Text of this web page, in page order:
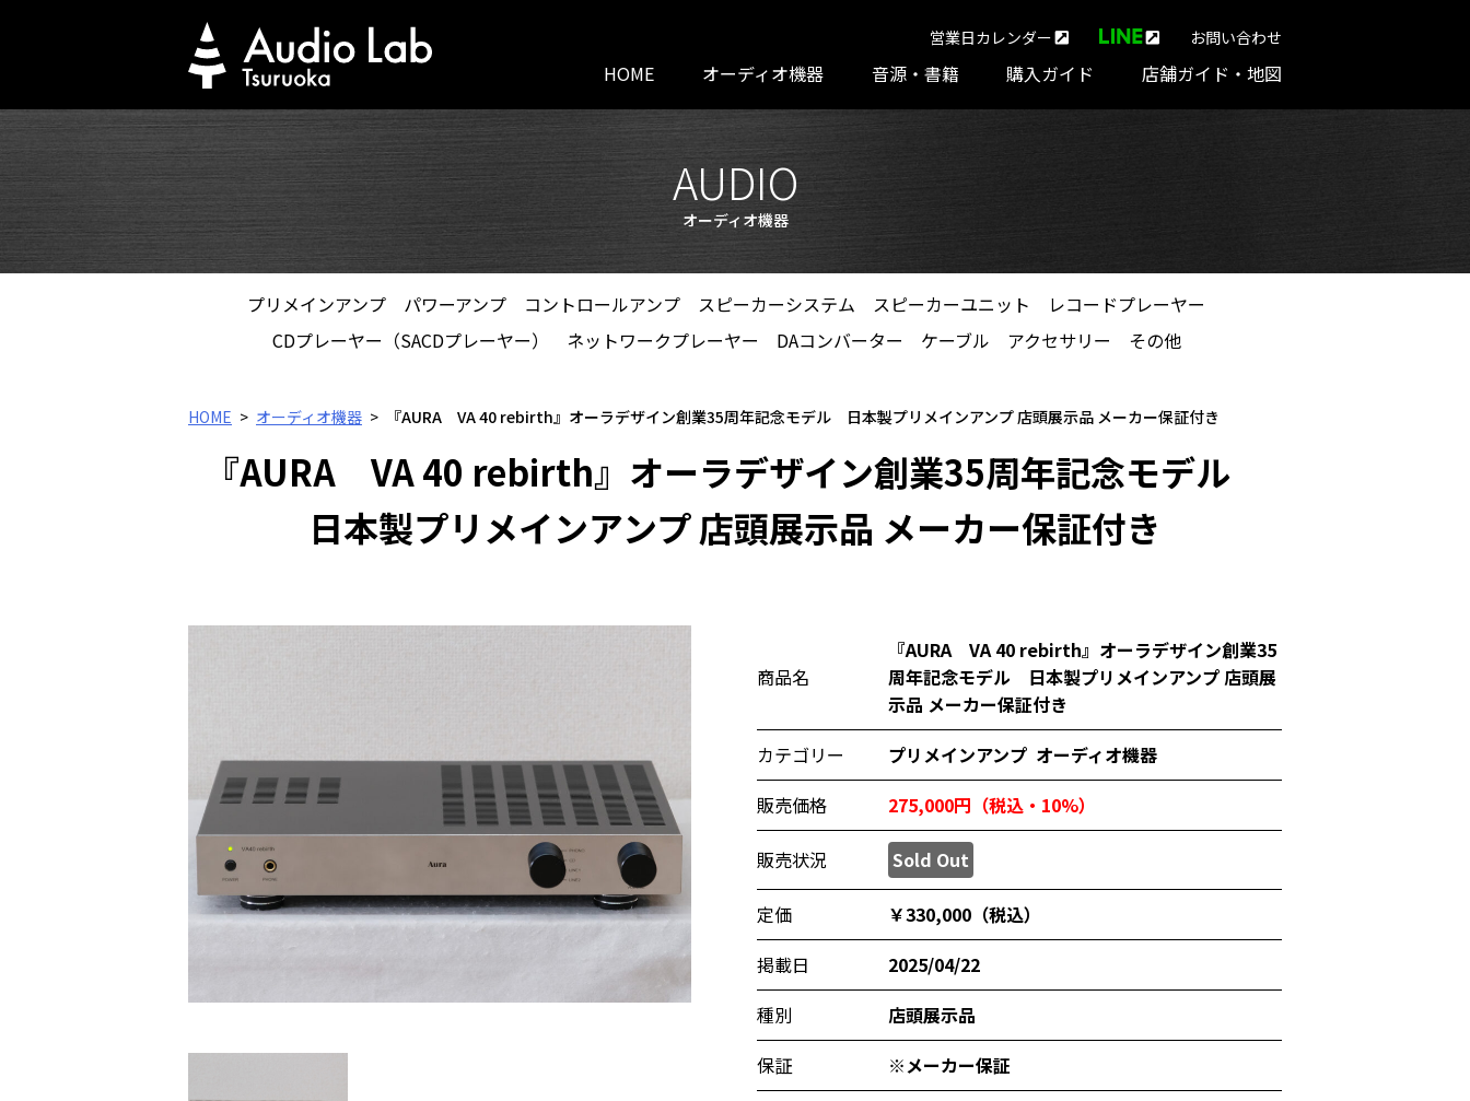
HOME オーディオ機器 音源・書籍 購入ガイド 店舗ガイド・地図
営業日カレンダー お問い合わせ
AUDIO
オーディオ機器
プリメインアンプ パワーアンプ コントロールアンプ スピーカーシステム スピーカーユニット
レコードプレーヤー
CDプレーヤー（SACDプレーヤー）
ネットワークプレーヤー DAコンバーター ケーブル アクセサリー その他
HOME オーディオ機器 『AURA VA 40 rebirth』オーラデザイン創業35周年記念モデル 日本製プリメインアンプ 店頭展示品 メーカー保証付き
『AURA VA 40 rebirth』オーラデザイン創業35周年記念モデル
日本製プリメインアンプ 店頭展示品 メーカー保証付き
商品名
『AURA VA 40 rebirth』オーラデザイン創業35
周年記念モデル 日本製プリメインアンプ 店頭展
示品 メーカー保証付き
カテゴリー
プリメインアンプ オーディオ機器
販売価格
275,000円（税込・10%）
販売状況 Sold Out
定価
￥330,000（税込）
掲載日
2025/04/22
種別
店頭展示品
保証
※メーカー保証